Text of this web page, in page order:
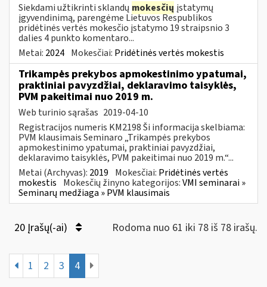
Siekdami užtikrinti sklandų mokesčių įstatymų
įgyvendinimą, parengėme Lietuvos Respublikos
pridėtinės vertės mokesčio įstatymo 19 straipsnio 3
dalies 4 punkto komentaro...
Metai: 2024 Mokesčiai: Pridėtinės vertės mokestis
Trikampės prekybos apmokestinimo ypatumai,
praktiniai pavyzdžiai, deklaravimo taisyklės,
PVM pakeitimai nuo 2019 m.
Web turinio sąrašas 2019-04-10
Registracijos numeris KM2198 Ši informacija skelbiama:
PVM klausimais Seminaro „Trikampės prekybos
apmokestinimo ypatumai, praktiniai pavyzdžiai,
deklaravimo taisyklės, PVM pakeitimai nuo 2019 m.“...
Metai (Archyvas): 2019 Mokesčiai: Pridėtinės vertės
mokestis Mokesčių žinyno kategorijos:VMI seminarai »
Seminarų medžiaga » PVM klausimais
20 Įrašų(-ai) Rodoma nuo 61 iki 78 iš 78 irašų.
1 2 3 4